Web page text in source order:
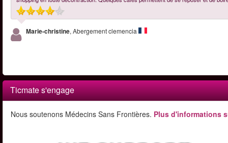
Marie-christine, Abergement clemencia
Ticmate s'engage
Nous soutenons Médecins Sans Frontières. Plus d'informations